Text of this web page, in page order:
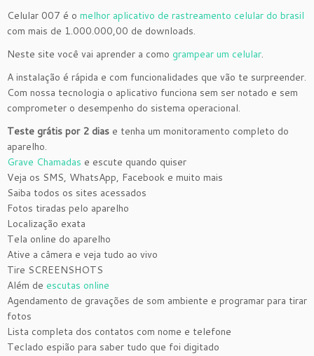
Celular 007 é o melhor aplicativo de rastreamento celular do brasil
com mais de 1.000.000,00 de downloads.
Neste site você vai aprender a como grampear um celular.
A instalação é rápida e com funcionalidades que vão te surpreender.
Com nossa tecnologia o aplicativo funciona sem ser notado e sem
comprometer o desempenho do sistema operacional.
Teste grátis por 2 dias e tenha um monitoramento completo do
aparelho.
Grave Chamadas e escute quando quiser
Veja os SMS, WhatsApp, Facebook e muito mais
Saiba todos os sites acessados
Fotos tiradas pelo aparelho
Localização exata
Tela online do aparelho
Ative a câmera e veja tudo ao vivo
Tire SCREENSHOTS
Além de escutas online
Agendamento de gravações de som ambiente e programar para tirar
fotos
Lista completa dos contatos com nome e telefone
Teclado espião para saber tudo que foi digitado